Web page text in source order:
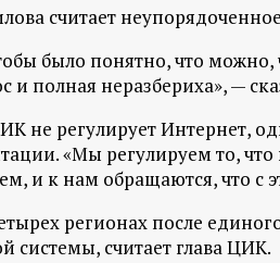
считает
было понятно, что можно,
и полная неразбериха», —
не регулирует Интернет,
«Мы регулируем то,
и к нам обращаются, что с
регионах после
системы, считает глава ЦИК.